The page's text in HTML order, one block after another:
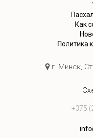
Как
Политика
г. Минск,
+375